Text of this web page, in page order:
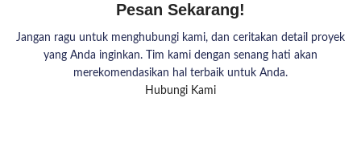
Pesan Sekarang!
Jangan ragu untuk menghubungi kami, dan ceritakan detail proyek
yang Anda inginkan. Tim kami dengan senang hati akan
merekomendasikan hal terbaik untuk Anda.
Hubungi Kami